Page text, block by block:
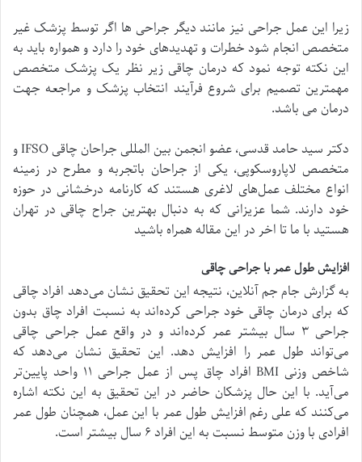
زیرا این عمل جراحی نیز مانند دیگر جراحی ها اگر توسط پزشک غیر
متخصص انجام شود خطرات و تهدیدهای خود را دارد و همواره باید به
این نکته توجه نمود که درمان چاقی زیر نظر یک پزشک متخصص
مهمترین تصمیم برای شروع فرآیند انتخاب پزشک و مراجعه جهت
درمان می باشد.
دکتر سید حامد قدسی، عضو انجمن بین المللی جراحان چاقی IFSO و
متخصص لاپاروسکوپی، یکی از جراحان باتجربه و مطرح در زمینه
انواع مختلف عمل‌های لاغری هستند که کارنامه درخشانی در حوزه
خود دارند. شما عزیزانی که به دنبال بهترین جراح چاقی در تهران
هستید با ما تا اخر در این مقاله همراه باشید
افزایش طول عمر با جراحی چاقی
به گزارش جام جم آنلاین، نتیجه این تحقیق نشان ‌می‌دهد افراد چاقی
که برای درمان چاقی خود جراحی کرده‌اند به نسبت افراد چاق بدون
جراحی ۳ سال بیشتر عمر کرده‌اند و در واقع عمل جراحی چاقی
می‌تواند طول عمر را افزایش دهد. این تحقیق نشان می‌دهد که
شاخص وزنی BMI افراد چاق پس از عمل جراحی ۱۱ واحد پایین‌تر
می‌آید. با این حال پزشکان حاضر در این تحقیق به این نکته اشاره
می‌کنند که علی رغم افزایش طول عمر با این عمل، همچنان طول عمر
افرادی با وزن متوسط نسبت به این افراد ۶ سال بیشتر است.